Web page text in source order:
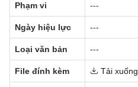
Phạm vi ---
Ngày hiệu lực ---
Loại văn bản ---
File đính kèm Tải xuống